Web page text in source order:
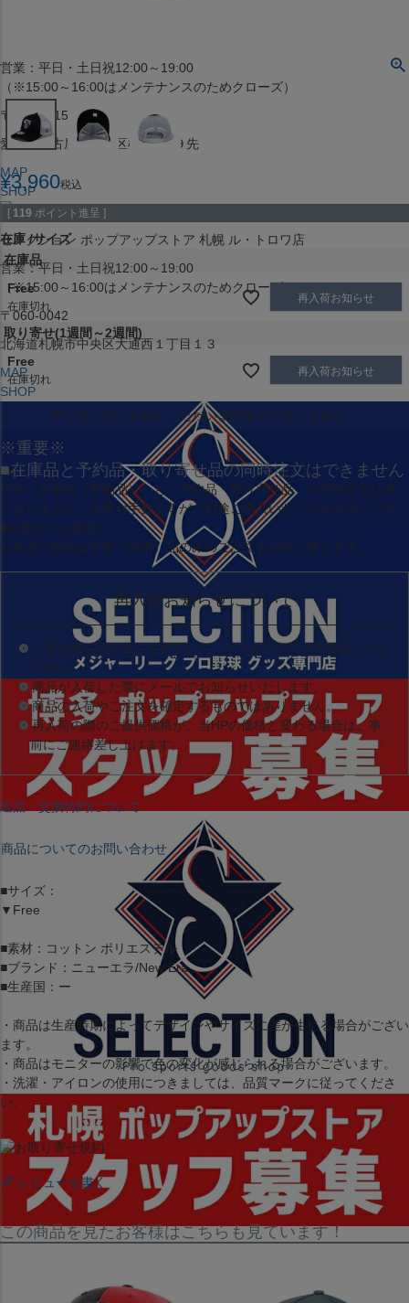
営業：平日・土日祝12:00～19:00
（※15:00～16:00はメンテナンスのためクローズ）
〒453-0015
愛知県名古屋市中村区椿町６−９先
MAP
SHOP
セレクション ポップアップストア 札幌 ル・トロワ店
営業：平日・土日祝12:00～19:00
（※15:00～16:00はメンテナンスのためクローズ）
〒060-0042
北海道札幌市中央区大通西１丁目１３
MAP
SHOP
¥3,960税込
[ 119 ポイント進呈 ]
在庫 サイズ
在庫品
Free
在庫切れ
再入荷お知らせ
取り寄せ(1週間～2週間)
Free
在庫切れ
再入荷お知らせ
申し訳ございません。ただいま在庫がございません。
※重要※
■在庫品と予約品・取り寄せ品の同時注文はできません
現在 「在庫品（即納品）」と 「予約品・取り寄せ品」 の同時注文は承っ
ておりません。大変お手数ですが、別途ご購入いただければ幸いです。
■お急ぎのお客様へ
お急ぎの場合は 在庫（即納）品のみのご注文をお願い致します。
再入荷お知らせについて
入荷お知らせボタンを押下して、メールアドレスを登録してく
ださい。
商品が入荷した際にメールでお知らせいたします。
商品の入荷やご注文を確定するものではありません。
再入荷の際のご提供価格が、当HPの価格と変わる場合は、事
前にご連絡差し上げます。
返品・交換特約について
商品についてのお問い合わせ
■サイズ：
▼Free
■素材：コットン ポリエステル
■ブランド：ニューエラ/New Era
■生産国：ー
・商品は生産時期によってデザインやサイズに差が生じる場合がござい
ます。
・商品はモニターの影響で色の変化が感じられる場合がございます。
・洗濯・アイロンの使用につきましては、品質マークに従ってくださ
い。
レビューを書く
この商品を見たお客様はこちらも見ています！